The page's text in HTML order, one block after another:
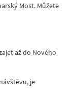
Most. Můžete
až do Nového
je